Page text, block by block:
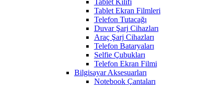
Tablet Kılıfı
Tablet Ekran Filmleri
Telefon Tutacağı
Duvar Şarj Cihazları
Araç Şarj Cihazları
Telefon Bataryaları
Selfie Çubukları
Telefon Ekran Filmi
Bilgisayar Aksesuarları
Notebook Çantaları